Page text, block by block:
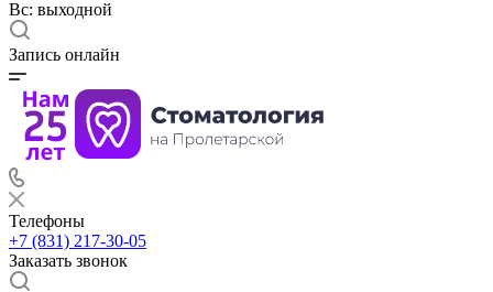
Вс: выходной
Запись онлайн
Телефоны
+7 (831) 217-30-05
Заказать звонок